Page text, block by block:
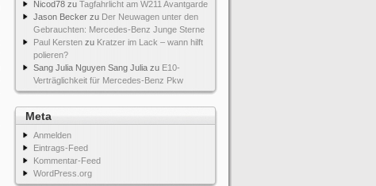
Nicod78 zu Tagfahrlicht am W211 Avantgarde
Jason Becker zu Der Neuwagen unter den
Gebrauchten: Mercedes-Benz Junge Sterne
Paul Kersten zu Kratzer im Lack – wann hilft
polieren?
Sang Julia Nguyen Sang Julia zu E10-
Verträglichkeit für Mercedes-Benz Pkw
Meta
Anmelden
Eintrags-Feed
Kommentar-Feed
WordPress.org